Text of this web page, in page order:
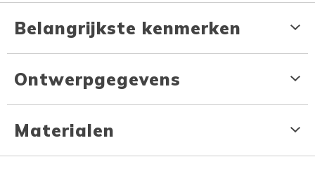
Belangrijkste kenmerken
Ontwerpgegevens
Materialen